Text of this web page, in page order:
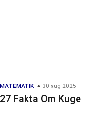
MATEMATIK 30 aug 2025
27 Fakta Om Kuge